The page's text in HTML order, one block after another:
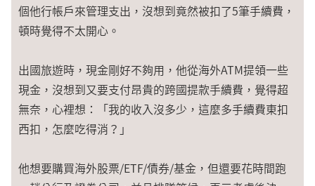
個他行帳戶來管理支出，沒想到竟然被扣了5筆手續費，
頓時覺得不太開心。
出國旅遊時，現金剛好不夠用，他從海外ATM提領一些
現金，沒想到又要支付昂貴的跨國提款手續費，覺得超
無奈，心裡想：「我的收入沒多少，這麼多手續費東扣
西扣，怎麼吃得消？」
他想要購買海外股票/ETF/債券/基金，但還要花時間跑